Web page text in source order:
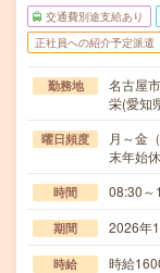
交通費別途支給あり
正社員への紹介予定派遣
勤務地
名古屋
栄(愛知
曜日頻度
月～金
末年始
時間 08:30
期間 2026年
時給 時給